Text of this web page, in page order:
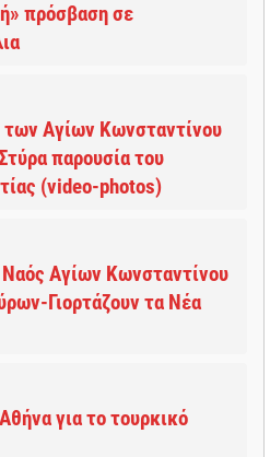
πρόσβαση σε
Αγίων Κωνσταντίνου
παρουσία του
(video-photos)
Ναός Αγίων Κωνσταντίνου
Γιορτάζουν τα Νέα
για το τουρκικό